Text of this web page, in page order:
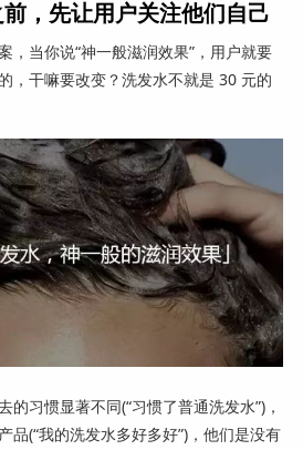
，先让用户关注他们自己
，当你说“神一般滋润效果”，用户就要
，干嘛要改变？洗发水不就是 30 元的
习惯显著不同(“习惯了普通洗发水”)，
品(“我的洗发水多好多好”)，他们是没有